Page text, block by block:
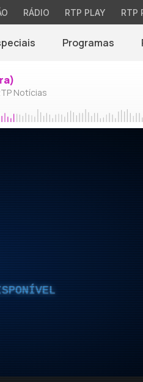
RÁDIO RTP PLAY RTP
Programas
Notícias